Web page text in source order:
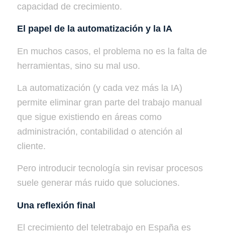
capacidad de crecimiento.
El papel de la automatización y la IA
En muchos casos, el problema no es la falta de
herramientas, sino su mal uso.
La automatización (y cada vez más la IA)
permite eliminar gran parte del trabajo manual
que sigue existiendo en áreas como
administración, contabilidad o atención al
cliente.
Pero introducir tecnología sin revisar procesos
suele generar más ruido que soluciones.
Una reflexión final
El crecimiento del teletrabajo en España es